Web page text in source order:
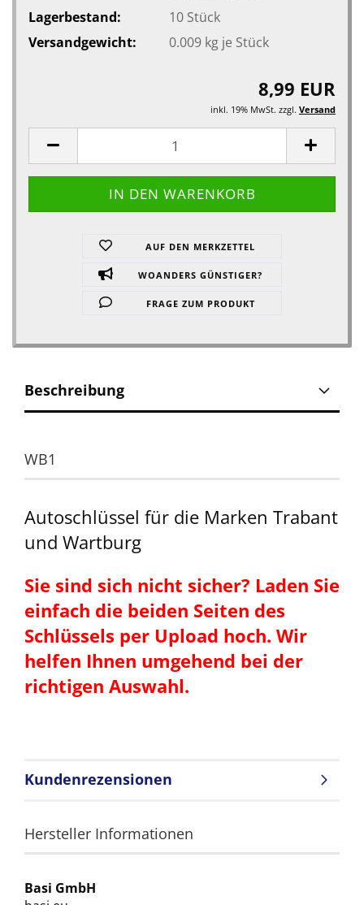
Lagerbestand: 10 Stück
Versandgewicht:
0.009kg je Stück
8,99 EUR
inkl. 19% MwSt. zzgl. Versand
AUF DEN MERKZETTEL
WOANDERS GÜNSTIGER?
FRAGE ZUM PRODUKT
Beschreibung
WB1
Autoschlüssel für die Marken Trabant
und Wartburg
Sie sind sich nicht sicher? Laden Sie
einfach die beiden Seiten des
Schlüssels per Upload hoch. Wir
helfen Ihnen umgehend bei der
richtigen Auswahl.
Kundenrezensionen
Hersteller Informationen
Basi GmbH